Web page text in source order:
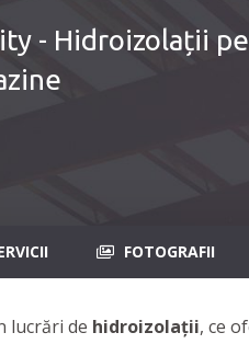
- Hidroizolații
FOTOGRAFII
lucrări de hidroizolații, ce